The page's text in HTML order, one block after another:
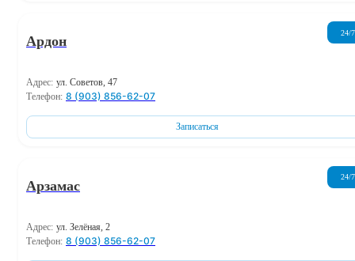
Ардон
24/7
Адрес: ул. Советов, 47
Телефон: 8 (903) 856-62-07
Записаться
Арзамас
24/7
Адрес: ул. Зелёная, 2
Телефон: 8 (903) 856-62-07